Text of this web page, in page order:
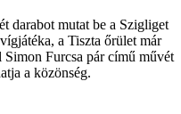
darabot mutat be a Szigliget
a Tiszta őrület már
Simon Furcsa pár című művét
a közönség.